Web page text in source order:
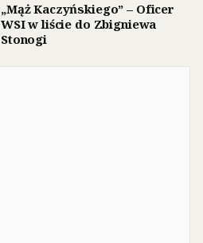
„Mąż Kaczyńskiego” – Oficer
WSI w liście do Zbigniewa
Stonogi